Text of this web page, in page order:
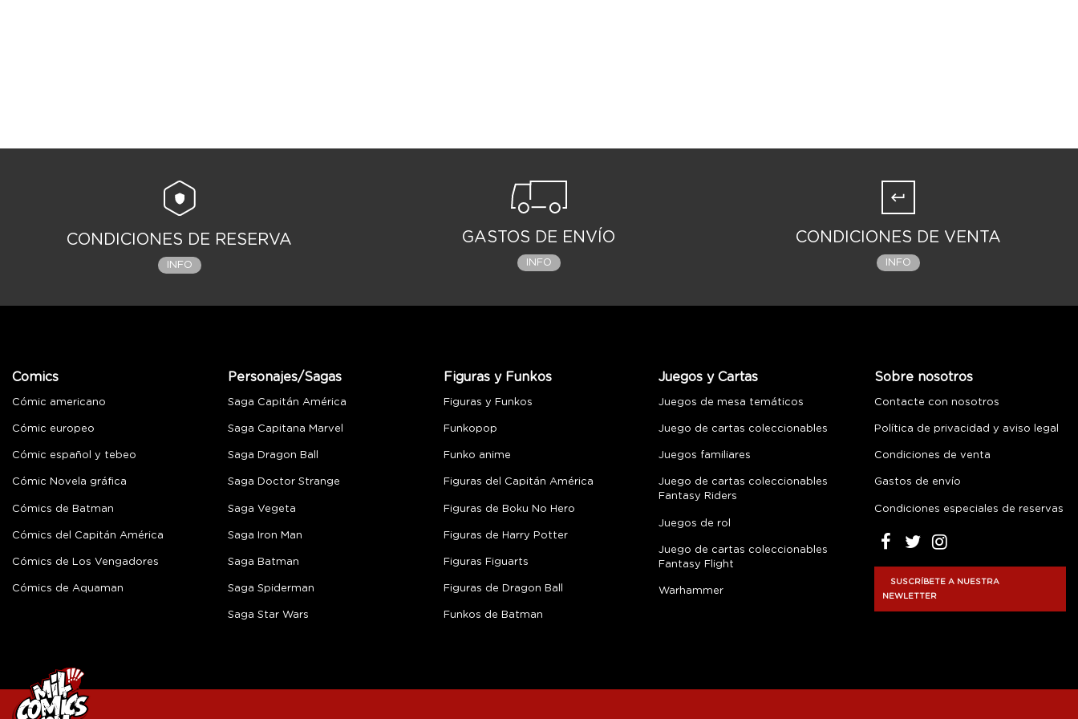
CONDICIONES DE RESERVA
INFO
GASTOS DE ENVÍO
INFO
CONDICIONES DE VENTA
INFO
Comics
Cómic americano
Cómic europeo
Cómic español y tebeo
Cómic Novela gráfica
Cómics de Batman
Cómics del Capitán América
Cómics de Los Vengadores
Cómics de Aquaman
Personajes/Sagas
Saga Capitán América
Saga Capitana Marvel
Saga Dragon Ball
Saga Doctor Strange
Saga Vegeta
Saga Iron Man
Saga Batman
Saga Spiderman
Saga Star Wars
Figuras y Funkos
Figuras y Funkos
Funkopop
Funko anime
Figuras del Capitán América
Figuras de Boku No Hero
Figuras de Harry Potter
Figuras Figuarts
Figuras de Dragon Ball
Funkos de Batman
Juegos y Cartas
Juegos de mesa temáticos
Juego de cartas coleccionables
Juegos familiares
Juego de cartas coleccionables
Fantasy Riders
Juegos de rol
Juego de cartas coleccionables
Fantasy Flight
Warhammer
Sobre nosotros
Contacte con nosotros
Política de privacidad y aviso legal
Condiciones de venta
Gastos de envío
Condiciones especiales de reservas
SUSCRÍBETE A NUESTRA
NEWLETTER